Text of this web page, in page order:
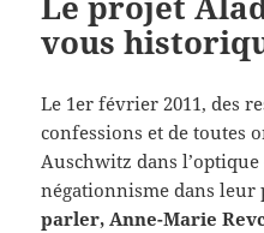
vous
Le 1er février 2011, des
confessions et de toutes
Auschwitz dans
négationnisme dans leur
parler, Anne-Marie